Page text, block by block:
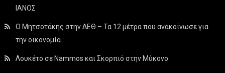
ΙΑΝΟΣ
Ο Μητσοτάκης στην ΔΕΘ – Τα 12 μέτρα που ανακοίνωσε για
την οικονομία
Λουκέτο σε Nammos και Σκορπιό στην Μύκονο